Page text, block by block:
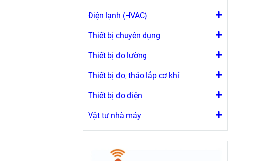
Điện lạnh (HVAC)
Thiết bị chuyên dụng
Thiết bị đo lường
Thiết bị đo, tháo lắp cơ khí
Thiết bị đo điện
Vật tư nhà máy